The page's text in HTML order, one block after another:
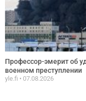
Профессор-эмерит об
военном преступлении
yle.fi 07.08.2026